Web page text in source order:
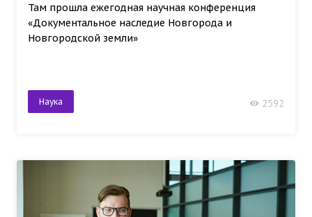
Там прошла ежегодная научная конференция
«Документальное наследие Новгорода и
Новгородской земли»
Наука 2592